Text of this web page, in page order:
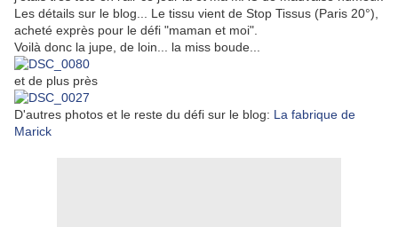
Les détails sur le blog... Le tissu vient de Stop Tissus (Paris 20°),
acheté exprès pour le défi "maman et moi".
Voilà donc la jupe, de loin... la miss boude...
et de plus près
D'autres photos et le reste du défi sur le blog: La fabrique de
Marick